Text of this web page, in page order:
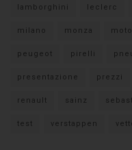
lamborghini leclerc
milano monza
peugeot pirelli
presentazione prezzi
renault sainz
test verstappen